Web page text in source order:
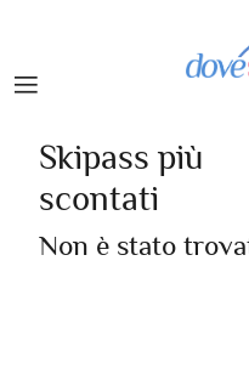
Skipass più
scontati
Non è stato